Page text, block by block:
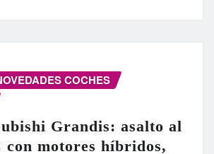
COCHES
Grandis: asalto al
con motores híbridos,